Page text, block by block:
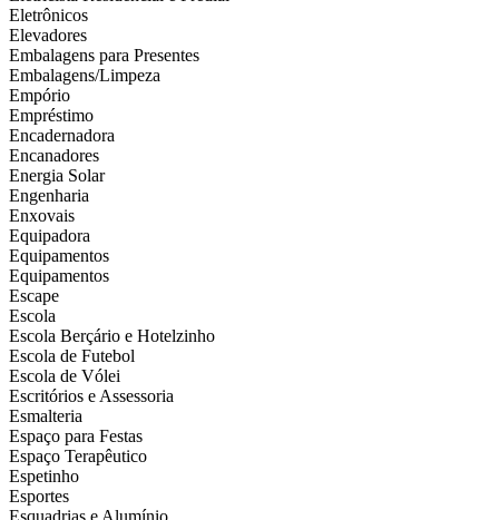
Eletrônicos
Elevadores
Embalagens para Presentes
Embalagens/Limpeza
Empório
Empréstimo
Encadernadora
Encanadores
Energia Solar
Engenharia
Enxovais
Equipadora
Equipamentos
Equipamentos
Escape
Escola
Escola Berçário e Hotelzinho
Escola de Futebol
Escola de Vólei
Escritórios e Assessoria
Esmalteria
Espaço para Festas
Espaço Terapêutico
Espetinho
Esportes